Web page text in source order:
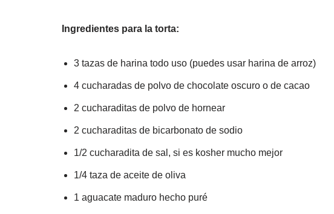
Ingredientes para la torta:
3 tazas de harina todo uso (puedes usar harina de arroz)
4 cucharadas de polvo de chocolate oscuro o de cacao
2 cucharaditas de polvo de hornear
2 cucharaditas de bicarbonato de sodio
1/2 cucharadita de sal, si es kosher mucho mejor
1/4 taza de aceite de oliva
1 aguacate maduro hecho puré